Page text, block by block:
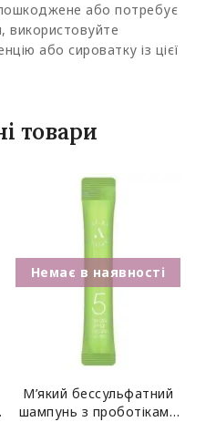
або потребує
використовуйте
або сироватку із цієї
товари
М’який бессульфатний
шампунь з проботіками